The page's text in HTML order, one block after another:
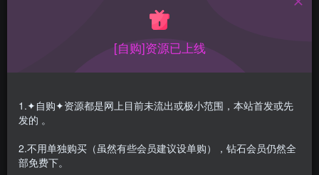
001[FEILIN嗲囡囡] 2015.10.09 Vol.006 SiByl李思
宁
[自购]资源已上线
1.✦自购✦资源都是网上目前未流出或极小范围，本站首发或先
发的 。
2.不用单独购买（虽然有些会员建议设单购），钻石会员仍然全
部免费下。